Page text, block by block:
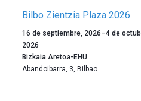
Bilbo Zientzia Plaza 2026
Un
año
más,
Bilbao
16 de septiembre, 2026–4 de
2026
Bizkaia Aretoa-EHU
Abandoibarra, 3, Bilbao